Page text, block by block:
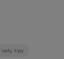
rady, tipy